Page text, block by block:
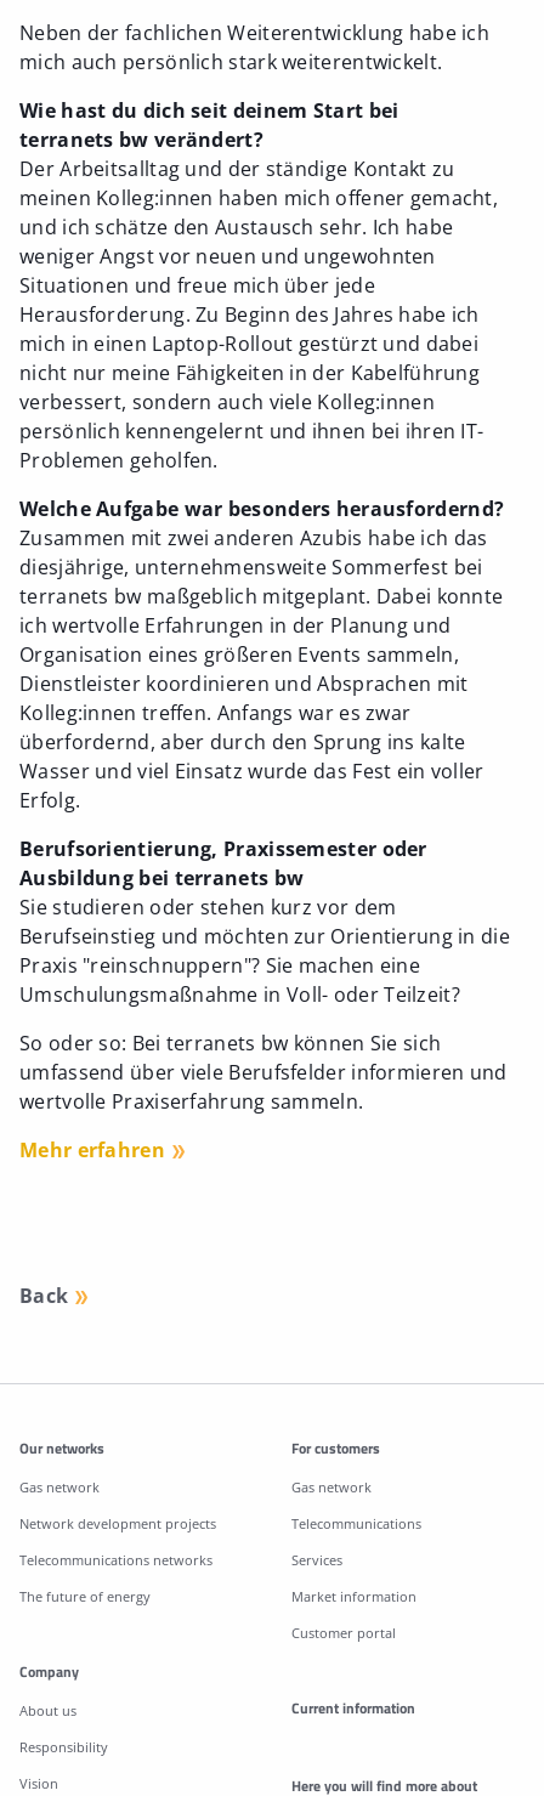
Neben der fachlichen Weiterentwicklung habe ich
mich auch persönlich stark weiterentwickelt.
Wie hast du dich seit deinem Start bei
terranets bw verändert?
Der Arbeitsalltag und der ständige Kontakt zu
meinen Kolleg:innen haben mich offener gemacht,
und ich schätze den Austausch sehr. Ich habe
weniger Angst vor neuen und ungewohnten
Situationen und freue mich über jede
Herausforderung. Zu Beginn des Jahres habe ich
mich in einen Laptop-Rollout gestürzt und dabei
nicht nur meine Fähigkeiten in der Kabelführung
verbessert, sondern auch viele Kolleg:innen
persönlich kennengelernt und ihnen bei ihren IT-
Problemen geholfen.
Welche Aufgabe war besonders herausfordernd?
Zusammen mit zwei anderen Azubis habe ich das
diesjährige, unternehmensweite Sommerfest bei
terranets bw maßgeblich mitgeplant. Dabei konnte
ich wertvolle Erfahrungen in der Planung und
Organisation eines größeren Events sammeln,
Dienstleister koordinieren und Absprachen mit
Kolleg:innen treffen. Anfangs war es zwar
überfordernd, aber durch den Sprung ins kalte
Wasser und viel Einsatz wurde das Fest ein voller
Erfolg.
Berufsorientierung, Praxissemester oder
Ausbildung bei terranets bw
Sie studieren oder stehen kurz vor dem
Berufseinstieg und möchten zur Orientierung in die
Praxis "reinschnuppern"? Sie machen eine
Umschulungsmaßnahme in Voll- oder Teilzeit?
So oder so: Bei terranets bw können Sie sich
umfassend über viele Berufsfelder informieren und
wertvolle Praxiserfahrung sammeln.
Mehr erfahren
Back
Additonal information
Our networks
Gas network
Network development projects
Telecommunications networks
The future of energy
For customers
Gas network
Telecommunications
Services
Market information
Customer portal
Company
About us
Responsibility
Vision
Current information
Here you will find more about